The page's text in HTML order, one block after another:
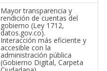
Mayor transparencia y
rendición de cuentas del
gobierno (Ley 1712,
datos.gov.co).
Interacción más eficiente y
accesible con la
administración pública
(Gobierno Digital, Carpeta